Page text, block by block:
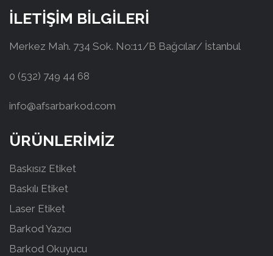
İLETİŞİM BİLGİLERİ
Merkez Mah. 734 Sok. No:11/B Bağcılar/ İstanbul
0 (532) 749 44 68
info@afsarbarkod.com
ÜRÜNLERİMİZ
Baskısız Etiket
Baskılı Etiket
Laser Etiket
Barkod Yazıcı
Barkod Okuyucu